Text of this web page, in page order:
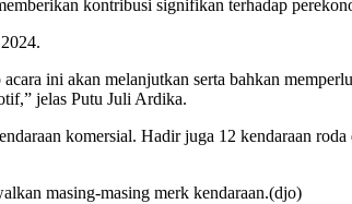
kontribusi signifikan terhadap
ini akan melanjutkan serta bahkan
jelas Putu Juli Ardika.
komersial. Hadir juga 12 kendaraan
masing-masing merk kendaraan.(djo)